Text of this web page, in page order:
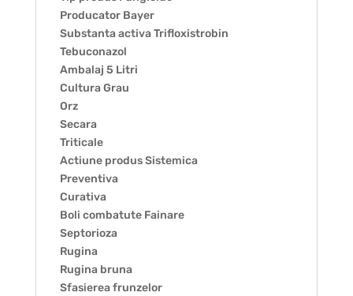
Producator Bayer
Substanta activa Trifloxistrobin
Tebuconazol
Ambalaj 5 Litri
Cultura Grau
Orz
Secara
Triticale
Actiune produs Sistemica
Preventiva
Curativa
Boli combatute Fainare
Septorioza
Rugina
Rugina bruna
Sfasierea frunzelor